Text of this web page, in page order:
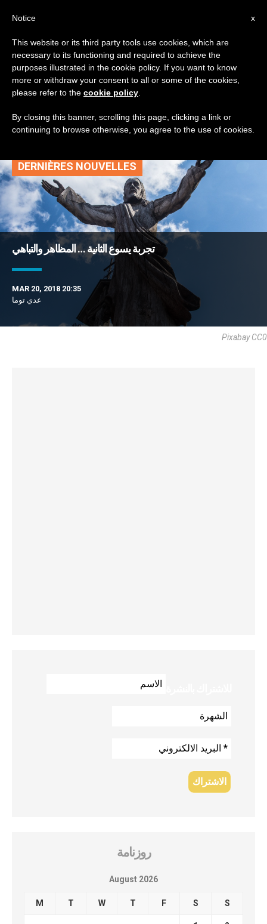
TAG
Posts Tagged ‘مملكة
العالم’
DERNIÈRES NOUVELLES
تجربة يسوع الثانية … المظاهر والتباهي
MAR 20, 2018 20:35
عدي توما
Pixabay CC0
روزنامة
August 2026
M T W T F S S
x
Notice
This website or its third party tools use cookies, which are
necessary to its functioning and required to achieve the
purposes illustrated in the cookie policy. If you want to know
more or withdraw your consent to all or some of the cookies,
please refer to the cookie policy
By closing this banner, scrolling this page, clicking a link or
continuing to browse otherwise, you agree to the use of cookies.